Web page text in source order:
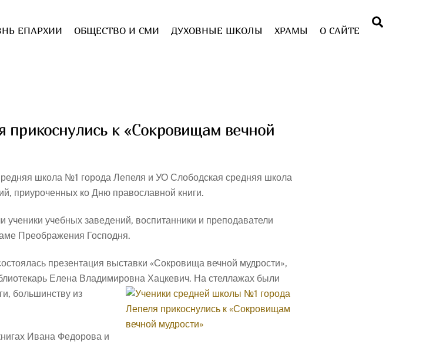
ЕПАРХИИ ОБЩЕСТВО И СМИ ДУХОВНЫЕ ШКОЛЫ ХРАМЫ О САЙТЕ
к «Сокровищам вечной
школа №1 города Лепеля и УО Слободская средняя школа
приуроченных ко Дню православной книги.
ученики учебных заведений, воспитанники и преподаватели
Преображения Господня.
презентация выставки «Сокровища вечной мудрости»,
Елена Владимировна Хацкевич. На стеллажах были
большинству из
Ивана Федорова и